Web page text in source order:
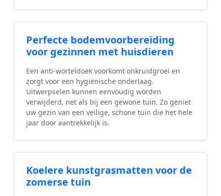
Perfecte bodemvoorbereiding
voor gezinnen met huisdieren
Een anti-worteldoek voorkomt onkruidgroei en
zorgt voor een hygiënische onderlaag.
Uitwerpselen kunnen eenvoudig worden
verwijderd, net als bij een gewone tuin. Zo geniet
uw gezin van een veilige, schone tuin die het hele
jaar door aantrekkelijk is.
Koelere kunstgrasmatten voor de
zomerse tuin